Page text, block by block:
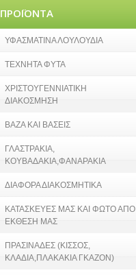
ΠΡΟΪΟΝΤΑ
ΥΦΑΣΜΑΤΙΝΑ ΛΟΥΛΟΥΔΙΑ
ΤΕΧΝΗΤΑ ΦΥΤΑ
ΧΡΙΣΤΟΥΓΕΝΝΙΑΤΙΚΗ
ΔΙΑΚΟΣΜΗΣΗ
ΒΑΖΑ ΚΑΙ ΒΑΣΕΙΣ
ΓΛΑΣΤΡΑΚΙΑ,
ΚΟΥΒΑΔΑΚΙΑ,ΦΑΝΑΡΑΚΙΑ
ΔΙΑΦΟΡΑ ΔΙΑΚΟΣΜΗΤΙΚΑ
ΚΑΤΑΣΚΕΥΕΣ ΜΑΣ ΚΑΙ ΦΩΤΟ ΑΠΟ
ΕΚΘΕΣΗ ΜΑΣ
ΠΡΑΣΙΝΑΔΕΣ (ΚΙΣΣΟΣ,
ΚΛΑΔΙΑ,ΠΛΑΚΑΚΙΑ ΓΚΑΖΟΝ)